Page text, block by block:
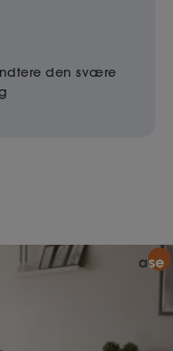
den svære